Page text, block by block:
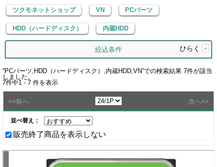
ツクモネットショップ VN PCパーツ
HDD（ハードディスク） 内蔵HDD
絞込条件 ひらく +
“PCパーツ,HDD（ハードディスク）,内蔵HDD,VN”での検索結果 7件が該当
しました。
7件中1 - 7 件を表示
<<前へ 次へ>>
並べ替え：
販売終了商品を表示しない